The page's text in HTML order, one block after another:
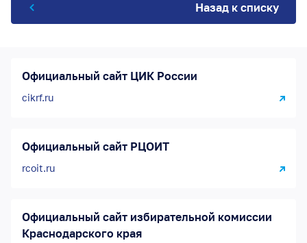
Назад к списку
Официальный сайт ЦИК России
cikrf.ru
Официальный сайт РЦОИТ
rcoit.ru
Официальный сайт избирательной комиссии
Краснодарского края